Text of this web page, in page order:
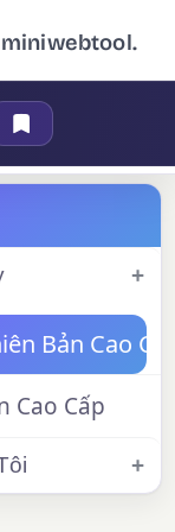
Bản Cao
Cao Cấp